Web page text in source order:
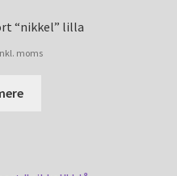
“nikkel” lilla
moms